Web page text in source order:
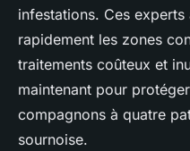
Théo•28 février 2025•5
infestations. Ces
rapidement les zones
traitements coûteux et
maintenant pour
compagnons à quatre
sournoise.